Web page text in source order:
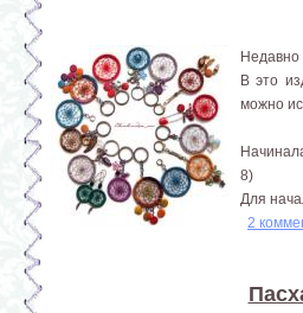
Недавно
В это
можно
8)
Для
2